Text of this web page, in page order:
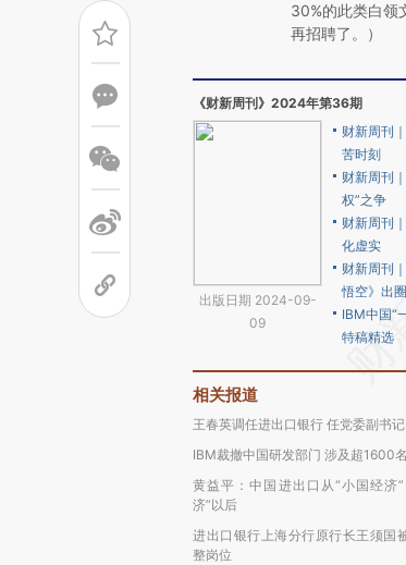
30%的此类白领
再招聘了。）
《财新周刊》2024年第36期
出版日期 2024-09-
09
财新周刊
苦时刻
财新周刊
权”之争
财新周刊
化虚实
财新周刊
悟空》出
IBM中国“
特稿精选
相关报道
王春英调任进出口银行 任党委副书记
IBM裁撤中国研发部门 涉及超1600
黄益平：中国进出口从“小国经济
济”以后
进出口银行上海分行原行长王须国
整岗位